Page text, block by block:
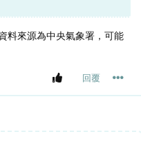
料來源為中央氣象署，可能
回覆